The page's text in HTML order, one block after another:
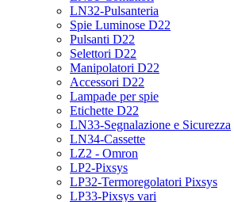
LN32-Pulsanteria
Spie Luminose D22
Pulsanti D22
Selettori D22
Manipolatori D22
Accessori D22
Lampade per spie
Etichette D22
LN33-Segnalazione e Sicurezza
LN34-Cassette
LZ2 - Omron
LP2-Pixsys
LP32-Termoregolatori Pixsys
LP33-Pixsys vari